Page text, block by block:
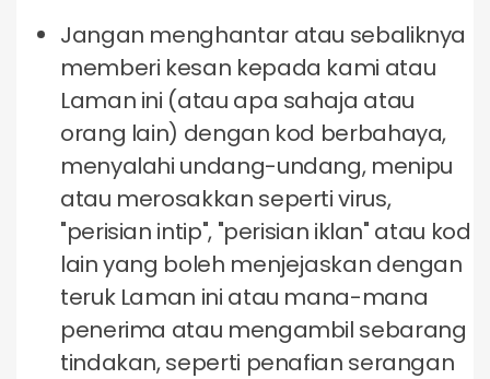
Jangan menghantar atau sebaliknya
memberi kesan kepada kami atau
Laman ini (atau apa sahaja atau
orang lain) dengan kod berbahaya,
menyalahi undang-undang, menipu
atau merosakkan seperti virus,
"perisian intip", "perisian iklan" atau kod
lain yang boleh menjejaskan dengan
teruk Laman ini atau mana-mana
penerima atau mengambil sebarang
tindakan, seperti penafian serangan